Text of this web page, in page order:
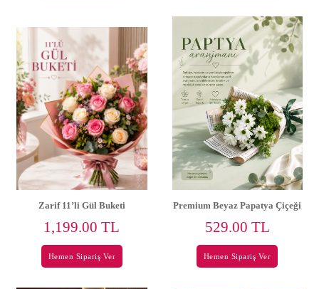
Zarif 11’li Gül Buketi
1,199.00 TL
Hemen Sipariş Ver
Premium Beyaz Papatya Çiçeği
529.00 TL
Hemen Sipariş Ver